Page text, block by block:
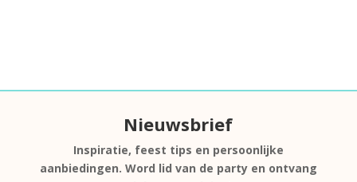
Nieuwsbrief
Inspiratie, feest tips en persoonlijke
aanbiedingen. Word lid van de party en ontvang